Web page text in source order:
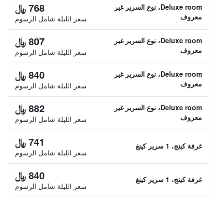
Deluxe room، نوع السرير غير
معروف
768 ﷼
سعر الليلة شامل الرسوم
Deluxe room، نوع السرير غير
معروف
807 ﷼
سعر الليلة شامل الرسوم
Deluxe room، نوع السرير غير
معروف
840 ﷼
سعر الليلة شامل الرسوم
Deluxe room، نوع السرير غير
معروف
882 ﷼
سعر الليلة شامل الرسوم
غرفة كينج، 1 سرير كينغ 741 ﷼
سعر الليلة شامل الرسوم
غرفة كينج، 1 سرير كينغ 840 ﷼
سعر الليلة شامل الرسوم